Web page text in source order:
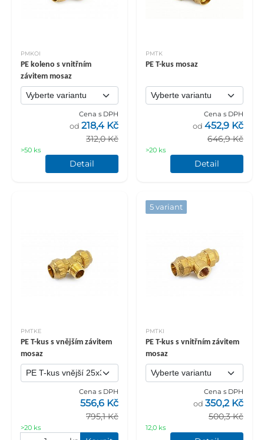
PMKOI
PE koleno s vnitřním
závitem mosaz
Cena s DPH
312,0 Kč
od 218,4 Kč
>50 ks
Detail
PMTK
PE T-kus mosaz
Cena s DPH
646,9 Kč
od 452,9 Kč
>20 ks
Detail
PMTKE
PE T-kus s vnějším závitem
mosaz
Cena s DPH
795,1 Kč
556,6 Kč
>20 ks
5 variant
PMTKI
PE T-kus s vnitřním závitem
mosaz
Cena s DPH
500,3 Kč
od 350,2 Kč
12,0 ks